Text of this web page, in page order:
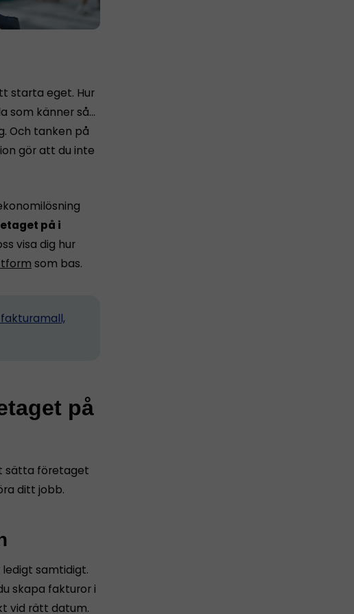
starta eget. Hur
som känner så…
Och tanken på
gör att du inte
på i
visa dig hur
som bas.
på
sätta företaget
ditt jobb.
samtidigt.
skapa fakturor i
vid rätt datum.